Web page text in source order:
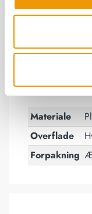
Fjernbetjening til
Materiale
Overflade
Forpakning